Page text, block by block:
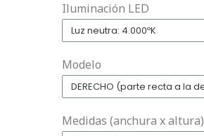
Iluminación LED
Modelo
Medidas (anchura x altura)